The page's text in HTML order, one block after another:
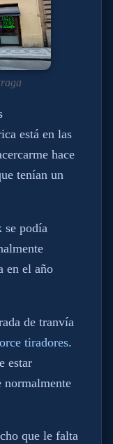
está en las
hace
tenían un
se podía
en el año
de tranvía
tiradores.
estar
normalmente
que le falta